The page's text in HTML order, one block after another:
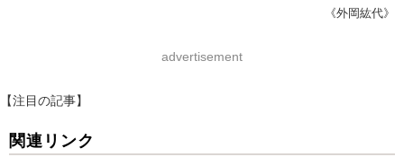
《外岡紘代》
advertisement
【注目の記事】
関連リンク